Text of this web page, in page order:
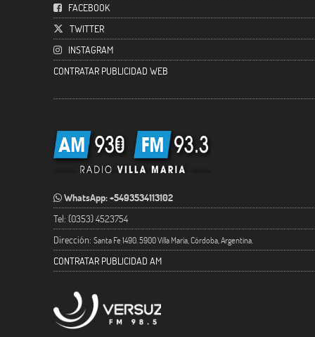
FACEBOOK
TWITTER
INSTAGRAM
CONTRATAR PUBLICIDAD WEB
WhatsApp: +5493534113102
Tel: (0353) 4523754
Dirección: Santa Fe 1490. 5900 Villa María, Córdoba, Argentina.
CONTRATAR PUBLICIDAD AM